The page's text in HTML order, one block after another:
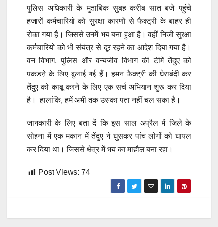
पुलिस अधिकारी के मुताबिक सुबह करीब सात बजे पहुंचे
हजारों कर्मचारियों को सुरक्षा कारणों से फैक्ट्री के बाहर ही
रोका गया है। जिससे उनमें भय बना हुआ है। वहीं निजी सुरक्षा
कर्मचारियों को भी संयंत्र से दूर रहने का आदेश दिया गया है।
वन विभाग, पुलिस और वन्यजीव विभाग की टीमें तेंदुए को
पकडऩे के लिए बुलाई गई हैं। हमन फैक्ट्री की घेराबंदी कर
तेंदुए को काबू करने के लिए एक सर्च अभियान शुरू कर दिया
है। हालांकि, हमें अभी तक उसका पता नहीं चल सका है।
जानकारी के लिए बता दें कि इस साल अप्रैल में जिले के
सोहना में एक मकान में तेंदुए ने घुसकर पांच लोगों को घायल
कर दिया था। जिससे क्षेत्र में भय का माहौल बना रहा।
Post Views: 74